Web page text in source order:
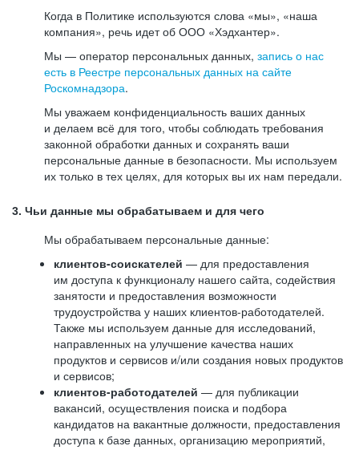
Когда в Политике используются слова «мы», «наша
компания», речь идет об ООО «Хэдхантер».
Мы — оператор персональных данных, запись о нас
есть в Реестре персональных данных на сайте
Роскомнадзора.
Мы уважаем конфиденциальность ваших данных
и делаем всё для того, чтобы соблюдать требования
законной обработки данных и сохранять ваши
персональные данные в безопасности. Мы используем
их только в тех целях, для которых вы их нам передали.
3. Чьи данные мы обрабатываем и для чего
Мы обрабатываем персональные данные:
клиентов-соискателей — для предоставления
им доступа к функционалу нашего сайта, содействия
занятости и предоставления возможности
трудоустройства у наших клиентов-работодателей.
Также мы используем данные для исследований,
направленных на улучшение качества наших
продуктов и сервисов и/или создания новых продуктов
и сервисов;
клиентов-работодателей — для публикации
вакансий, осуществления поиска и подбора
кандидатов на вакантные должности, предоставления
доступа к базе данных, организацию мероприятий,